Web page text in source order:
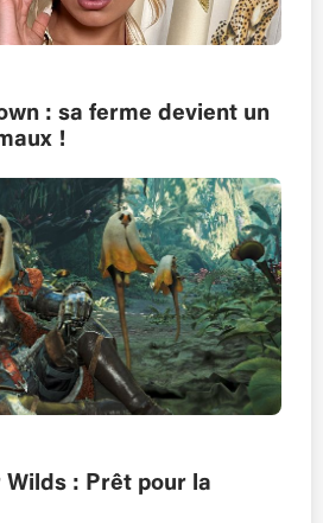
: sa ferme devient un
!
: Prêt pour la